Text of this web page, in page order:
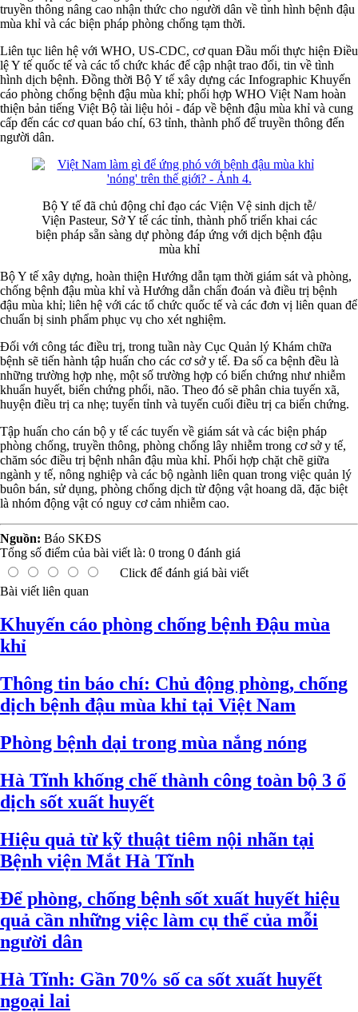
truyền thông nâng cao nhận thức cho người dân về tình hình bệnh đậu
mùa khỉ và các biện pháp phòng chống tạm thời.
Liên tục liên hệ với WHO, US-CDC, cơ quan Đầu mối thực hiện Điều
lệ Y tế quốc tế và các tổ chức khác để cập nhật trao đổi, tin về tình
hình dịch bệnh. Đồng thời Bộ Y tế xây dựng các Infographic Khuyến
cáo phòng chống bệnh đậu mùa khỉ; phối hợp WHO Việt Nam hoàn
thiện bản tiếng Việt Bộ tài liệu hỏi - đáp về bệnh đậu mùa khỉ và cung
cấp đến các cơ quan báo chí, 63 tỉnh, thành phố để truyền thông đến
người dân.
Bộ Y tế đã chủ động chỉ đạo các Viện Vệ sinh dịch tễ/
Viện Pasteur, Sở Y tế các tỉnh, thành phố triển khai các
biện pháp sẵn sàng dự phòng đáp ứng với dịch bệnh đậu
mùa khỉ
Bộ Y tế xây dựng, hoàn thiện Hướng dẫn tạm thời giám sát và phòng,
chống bệnh đậu mùa khỉ và Hướng dẫn chẩn đoán và điều trị bệnh
đậu mùa khỉ; liên hệ với các tổ chức quốc tế và các đơn vị liên quan để
chuẩn bị sinh phẩm phục vụ cho xét nghiệm.
Đối với công tác điều trị, trong tuần này Cục Quản lý Khám chữa
bệnh sẽ tiến hành tập huấn cho các cơ sở y tế. Đa số ca bệnh đều là
những trường hợp nhẹ, một số trường hợp có biến chứng như nhiễm
khuẩn huyết, biến chứng phổi, não. Theo đó sẽ phân chia tuyến xã,
huyện điều trị ca nhẹ; tuyến tỉnh và tuyến cuối điều trị ca biến chứng.
Tập huấn cho cán bộ y tế các tuyến về giám sát và các biện pháp
phòng chống, truyền thông, phòng chống lây nhiễm trong cơ sở y tế,
chăm sóc điều trị bệnh nhân đậu mùa khỉ. Phối hợp chặt chẽ giữa
ngành y tế, nông nghiệp và các bộ ngành liên quan trong việc quản lý
buôn bán, sử dụng, phòng chống dịch từ động vật hoang dã, đặc biệt
là nhóm động vật có nguy cơ cảm nhiễm cao.
Nguồn: Báo SKĐS
Tổng số điểm của bài viết là: 0 trong 0 đánh giá
Click để đánh giá bài viết
Bài viết liên quan
Khuyến cáo phòng chống bệnh Đậu mùa
khỉ
Thông tin báo chí: Chủ động phòng, chống
dịch bệnh đậu mùa khỉ tại Việt Nam
Phòng bệnh dại trong mùa nắng nóng
Hà Tĩnh khống chế thành công toàn bộ 3 ổ
dịch sốt xuất huyết
Hiệu quả từ kỹ thuật tiêm nội nhãn tại
Bệnh viện Mắt Hà Tĩnh
Để phòng, chống bệnh sốt xuất huyết hiệu
quả cần những việc làm cụ thể của mỗi
người dân
Hà Tĩnh: Gần 70% số ca sốt xuất huyết
ngoại lai